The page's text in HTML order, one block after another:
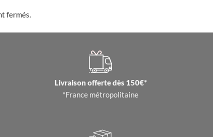
fermés.
Livraison offerte dès 150€*
*France métropolitaine